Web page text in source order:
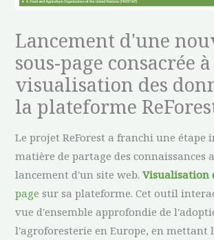
Lancement d'une
sous-page consacrée
visualisation des
la plateforme
Le projet ReForest a franchi une étape
matière de partage des connaissances
lancement d'un site web.Visualisation
page sur sa plateforme. Cet outil
vue d'ensemble approfondie de
l'agroforesterie en Europe, en mettant